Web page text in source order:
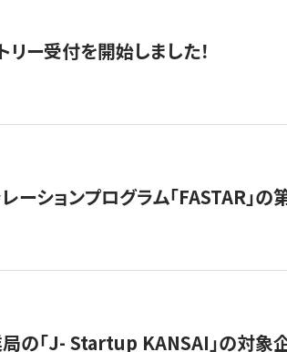
ー受付を開始しました！
ーションプログラム「FASTAR」
の「J- Startup KANSAI」の対象